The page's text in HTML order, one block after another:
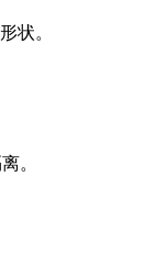
状。
。